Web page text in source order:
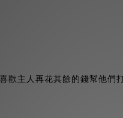
歡主人再花其餘的錢幫他們